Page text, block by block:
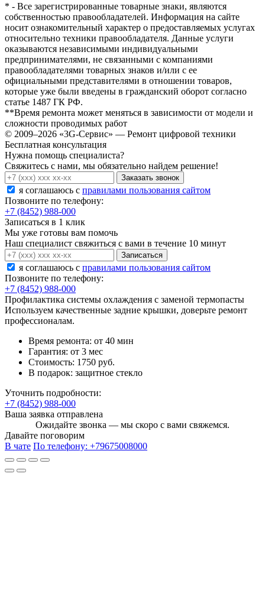
* - Все зарегистрированные товарные знаки, являются
собственностью правообладателей. Информация на сайте
носит ознакомительный характер о предоставляемых услугах
относительно техники правообладателя. Данные услуги
оказываются независимыми индивидуальными
предпринимателями, не связанными с компаниями
правообладателями товарных знаков и/или с ее
официальными представителями в отношении товаров,
которые уже были введены в гражданский оборот согласно
статье 1487 ГК РФ.
**Время ремонта может меняться в зависимости от модели и
сложности проводимых работ
© 2009–2026 «3G-Сервис» — Ремонт цифровой техники
Бесплатная консультация
Нужна помощь специалиста?
Свяжитесь с нами, мы обязательно найдем решение!
Заказать звонок
я соглашаюсь c правилами пользования сайтом
Позвоните по телефону:
+7 (8452) 988-000
Записаться в 1 клик
Мы уже готовы вам помочь
Наш специалист свяжиться с вами в течение 10 минут
Записаться
я соглашаюсь c правилами пользования сайтом
Позвоните по телефону:
+7 (8452) 988-000
Профилактика системы охлаждения с заменой термопасты
Используем качественные задние крышки, доверьте ремонт
профессионалам.
Время ремонта: от 40 мин
Гарантия: от 3 мес
Стоимость: 1750 руб.
В подарок: защитное стекло
Уточнить подробности:
+7 (8452) 988-000
Ваша заявка отправлена
Ожидайте звонка — мы скоро с вами свяжемся.
Давайте поговорим
В чате По телефону: +79675008000